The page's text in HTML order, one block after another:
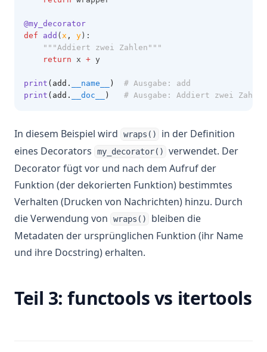
@my_decorator
def
add ( x , y ):
"""Addiert zwei Zahlen"""
return x + y
print (add. __name__ )
# Ausgabe: add
print (add. __doc__ ) # Ausgabe: Addiert zwei Zahlen
In diesem Beispiel wird wraps()
in der Definition
eines Decorators
my_decorator()
verwendet. Der
Decorator fügt vor und nach dem Aufruf der
Funktion (der dekorierten Funktion) bestimmtes
Verhalten (Drucken von Nachrichten) hinzu. Durch
die Verwendung von
wraps()
bleiben die
Metadaten der ursprünglichen Funktion (ihr Name
und ihre Docstring) erhalten.
Teil 3: functools vs itertools